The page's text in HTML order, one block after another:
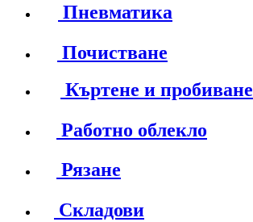
Пневматика
Почистване
Къртене и пробиване
Работно облекло
Рязане
Складови